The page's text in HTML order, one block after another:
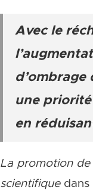
Avec le
une
en
La promotion
scientifique dans